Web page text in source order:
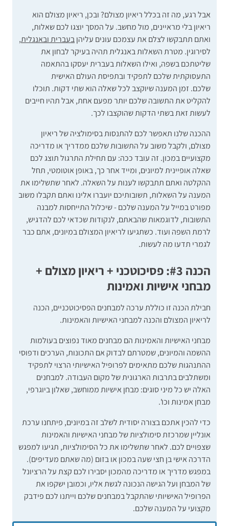
אבל רגע, מה זה בכלל ריאיון מצולם? ובכן, ריאיון מצולם הוא
ריאיון בלי מראיינים, מול מחשב. על המסך יוצגו לכם שאלות,
ואתם תתבקשו לצלם את עצמכם עונים עליהןבעברית ובאנגלית,
לסירוגין. מטרת השאלות באנגלית תהיה בעיקר לבחון את
שליטתכם בשפה, ואילו השאלות בעברית יעסקו בהתאמה
התעסוקתית שלכם לתפקיד ובתפיסת העולם האישית
שלכם. זמן המענה שיוקצב לכל שאלה הוא שתי דקות. תוכלו
להקליט את התשובה שלכם יותר מפעם אחת, אבל תהיו חייבים
לעשות זאת בשתי הדקות שהוקצבו לכך.
ההכנה שלנו תאפשר לכם להתנסות בסימולציה של ריאיון
מצולם, ולקבל משוב על התשובות שלכם ממדריך או מדריכה
מקצועיים במכון. זה עובד ככה: עם תחילת התרגול תוצג לכם
שאלה אופיינית למיונים, ומייד אחר כך, באופן אוטומטי, תחל
ההקלטה ואתם תתבקשו לענות על השאלה. לאחר שתשלימו את
המענה על השאלות, תשובותיכם יועברו אלינו ואתם תקבלו משוב
מפורט במייל על המענה שלכם - שיכלול התייחסות למבנה
התשובות, לדוגמאות שהבאתם, לנקודות שכדאי לכם להדגיש,
לרמת השפה ועוד. כשתגיעו לריאיון המצולם במיונים, אתם כבר
לגמרי תדעו מה לעשות.
הכנה #3: פסיכוטכני + ריאיון מצולם +
מבחני אישיות ואמינות
חבילת הכנה זו כוללת ערכה למבחנים הפסיכוטכניים, הכנה
לריאיון המצולם והכנה למבחני האישיות והאמינות.
מבחני האישיות והאמינות הם מבחנים מאוד נפוצים בעולמות
ההשמה והמיונים, שמטרתם לבדוק אם התכונות, הערכים ודפוסי
ההתנהגות שלכם מתאימים לפרופיל האישיותי הרצוי לתפקיד
ומשתלבים בתרבות הארגונית של מקום העבודה. למבחנים
האלה יש כל מיני סוגים: מבחן אישיות ממוחשב, שאלון ביוגרפי,
מבחן אמינות וכו'.
כדי להכין אתכם בצורה יסודית לשלב זה במיונים, פיתחנו ערכת
אונליין שמרכזת סימולציות של מבחני האישיות והאמינות
שצפויים לכם. לאחר שתשלימו את כל הסימולציות, תגיעו למפגש
הדרכה אישי בן חצי שעה במכון או בזום (מה שאתם מעדיפים).
במפגש מדריך או מדריכה מהמכון יסבירו לכם קצת על הרציונל
של המבחן ועל הגישה הנכונה לגשת אליו, וכמובן ישקפו את
הפרופיל האישיותי שהתקבל במבחנים שלכם וייתנו לכם פידבק
מקצועי על המענה שלכם.